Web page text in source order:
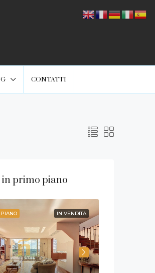
CONTATTI
primo piano
IN VENDITA